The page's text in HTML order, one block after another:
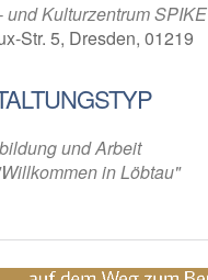
und Kulturzentrum SPIKE
Str. 5, Dresden, 01219
und Arbeit
in Löbtau"